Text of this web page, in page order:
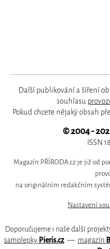
Další publikování a šíření
souhlasu
Pokud chcete nějaký obsah
© 2004 -
ISSN
Magazín PŘÍRODA.cz je již od
na originálním redakčním
Nastavení
Doporučujeme i naše další
samolepky Pieris.cz — magazín